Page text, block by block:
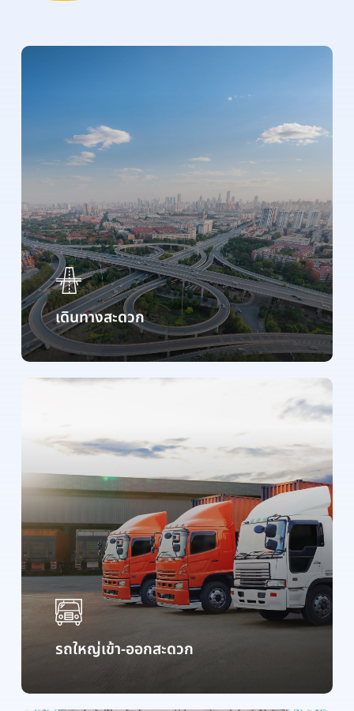
เดินทางสะดวก
รถใหญ่เข้า-ออกสะดวก